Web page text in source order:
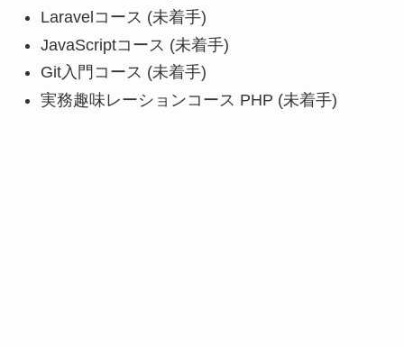
Laravelコース (未着手)
JavaScriptコース (未着手)
Git入門コース (未着手)
実務趣味レーションコース PHP (未着手)